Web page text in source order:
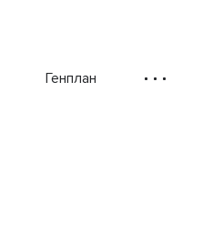
Генплан